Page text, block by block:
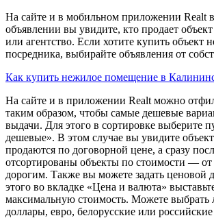
На сайте и в мобильном приложении Realt
объявлении вы увидите, кто продает
или агентство. Если хотите купить объект
посредника, выбирайте объявления от
Как купить нежилое помещение в
На сайте и в приложении Realt можно
таким образом, чтобы самые дешевые
выдачи. Для этого в сортировке выберите
дешевые». В этом случае вы увидите
продаются по договорной цене, а сразу
отсортированы объекты по стоимости —
дорогим. Также вы можете задать ценовой
этого во вкладке «Цена и валюта»
максимальную стоимость. Можете
доллары, евро, белорусские или